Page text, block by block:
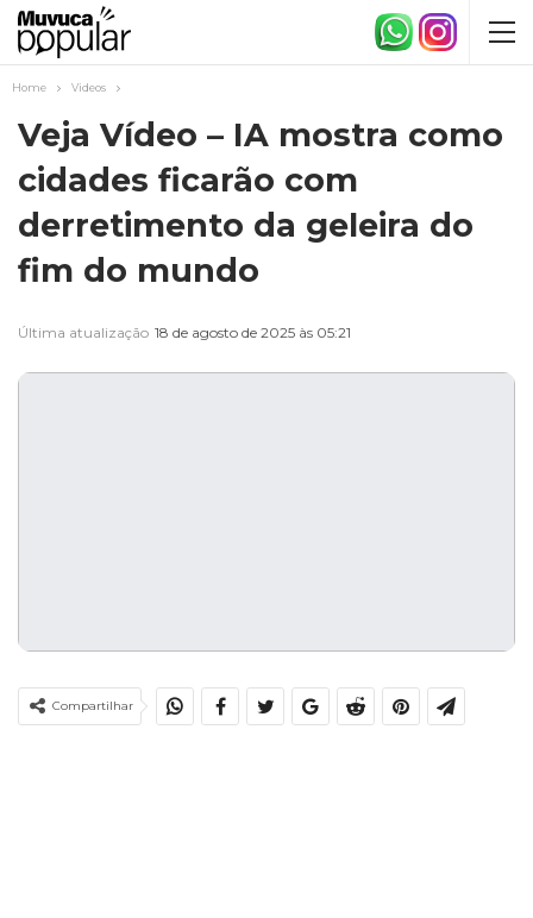
Home Videos
Veja Vídeo – IA mostra como
cidades ficarão com
derretimento da geleira do
fim do mundo
Última atualização 18 de agosto de 2025 às 05:21
Compartilhar